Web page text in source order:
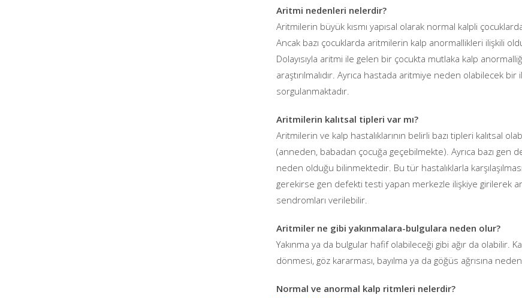
Aritmi nedenleri nelerdir?
Aritmilerin büyük kısmı yapısal olarak normal kalpli
Ancak bazı çocuklarda aritmilerin kalp anormallikleri ilişkili
Dolayısıyla aritmi ile gelen bir çocukta mutlaka kalp
araştırılmalıdır. Ayrıca hastada aritmiye neden olabilecek bir
sorgulanmaktadır.
Aritmilerin kalıtsal tipleri var mı?
Aritmilerin ve kalp hastalıklarının belirli bazı tipleri kalıtsal
(anneden, babadan çocuğa geçebilmekte). Ayrıca bazı gen
neden olduğu bilinmektedir. Bu tür hastalıklarla
gerekirse gen defekti testi yapan merkezle ilişkiye girilerek
sendromları verilebilir.
Aritmiler ne gibi yakınmalara-bulgulara neden olur?
Yakınma ya da bulgular hafif olabileceği gibi ağır da olabilir.
dönmesi, göz kararması, bayılma ya da göğüs ağrısına
Normal ve anormal kalp ritmleri nelerdir?